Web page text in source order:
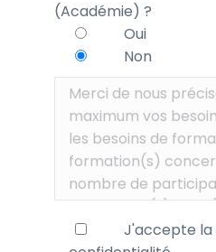
(Académie) ?
Oui
Non
J'accepte la